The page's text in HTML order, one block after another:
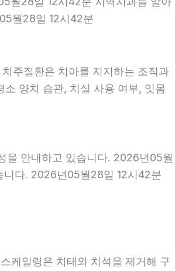
월28일 12시42분
주질환은 치아를 지지하는 조직과
양치 습관, 치실 사용 여부, 잇몸
을 안내하고 있습니다. 2026년05월
니다. 2026년05월28일 12시42분
케일링은 치태와 치석을 제거해 구